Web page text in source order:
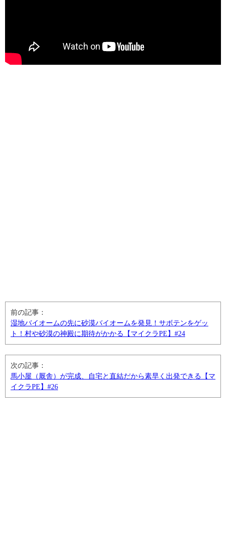
前の記事：
湿地バイオームの先に砂漠バイオームを発見！サボテンをゲッ
ト！村や砂漠の神殿に期待がかかる【マイクラPE】#24
次の記事：
馬小屋（厩舎）が完成、自宅と直結だから素早く出発できる【マ
イクラPE】#26